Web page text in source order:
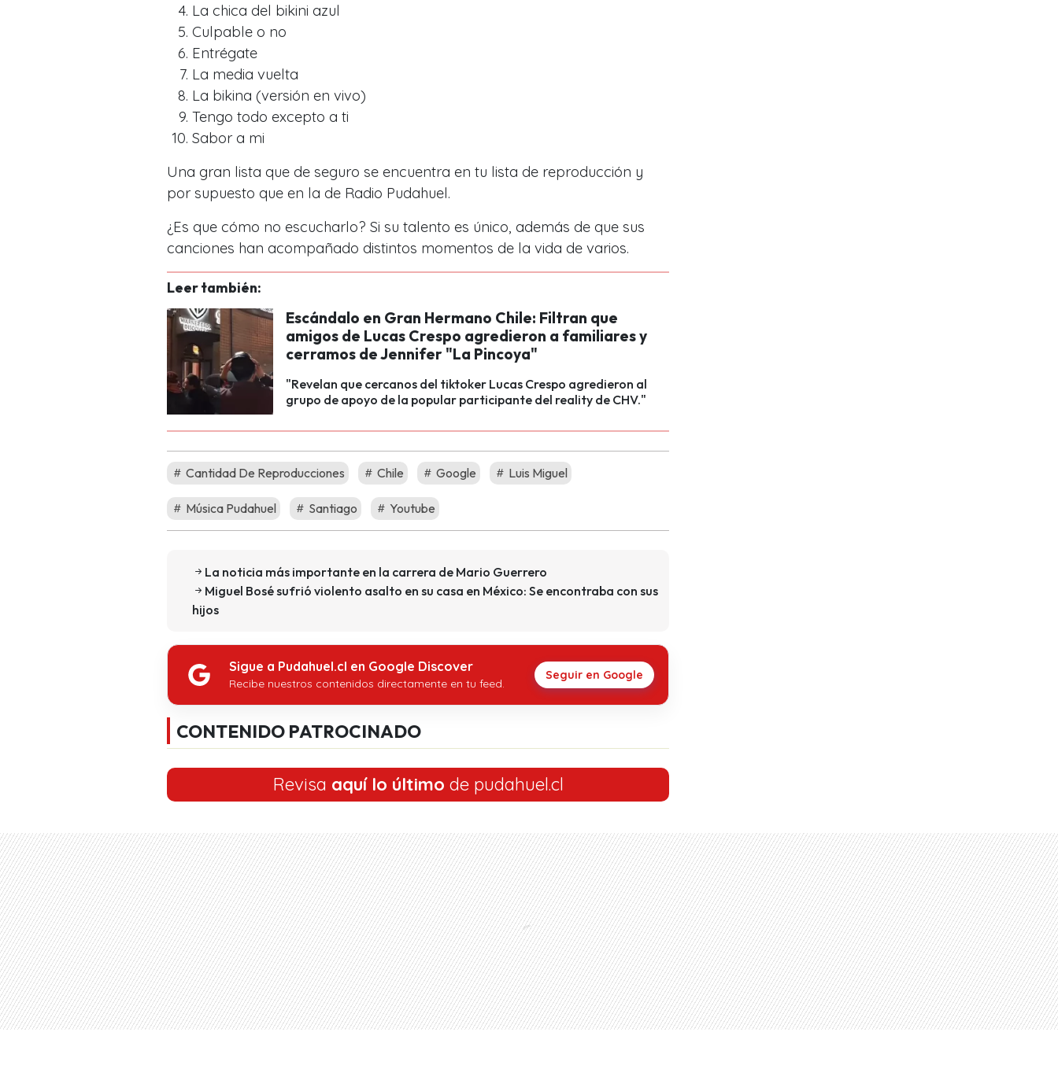
La chica del bikini azul
Culpable o no
Entrégate
La media vuelta
La bikina (versión en vivo)
Tengo todo excepto a ti
Sabor a mi
Una gran lista que de seguro se encuentra en tu lista de reproducción y
por supuesto que en la de Radio Pudahuel.
¿Es que cómo no escucharlo? Si su talento es único, además de que sus
canciones han acompañado distintos momentos de la vida de varios.
Leer también:
Escándalo en Gran Hermano Chile: Filtran que
amigos de Lucas Crespo agredieron a familiares y
cerramos de Jennifer "La Pincoya"
"Revelan que cercanos del tiktoker Lucas Crespo agredieron al
grupo de apoyo de la popular participante del reality de CHV."
Cantidad De Reproducciones Chile Google Luis Miguel
Música Pudahuel Santiago Youtube
La noticia más importante en la carrera de Mario Guerrero
Miguel Bosé sufrió violento asalto en su casa en México: Se encontraba con sus
hijos
Sigue a Pudahuel.cl en Google Discover
Recibe nuestros contenidos directamente en tu feed.
Seguir en Google
CONTENIDO PATROCINADO
Revisa aquí lo último de pudahuel.cl